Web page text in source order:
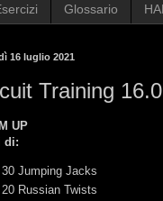
Glossario
16 luglio 2021
Training
UP
di:
30 Jumping Jacks
20 Russian Twists